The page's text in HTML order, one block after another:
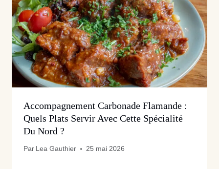
Accompagnement Carbonade Flamande :
Quels Plats Servir Avec Cette Spécialité
Du Nord ?
Par Lea Gauthier 25 mai 2026